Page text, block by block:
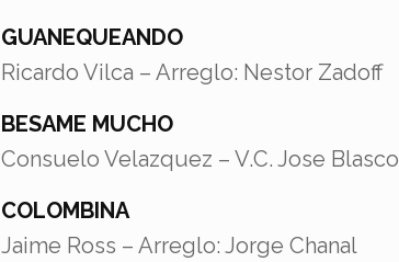
GUANEQUEANDO
Ricardo Vilca – Arreglo: Nestor Zadoff
BESAME MUCHO
Consuelo Velazquez – V.C. Jose Blasco
COLOMBINA
Jaime Ross – Arreglo: Jorge Chanal